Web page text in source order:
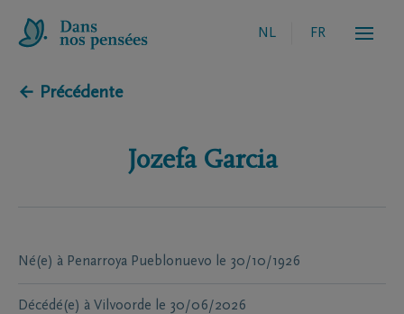
NL FR
← Précédente
Jozefa Garcia
Né(e) à Penarroya Pueblonuevo le 30/10/1926
Décédé(e) à Vilvoorde le 30/06/2026